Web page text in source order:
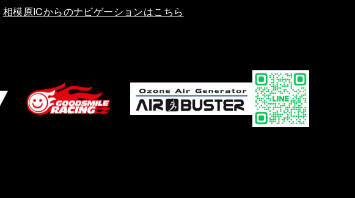
相模原ICからのナビゲーションはこちら